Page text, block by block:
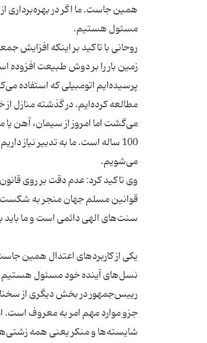
همین جاست. ما اگر در بهره‌برداری
روحانی با تاکید بر اینکه
زمین بار را بر دوش طبیعت افزوده
پرسیده‌ایم اتومبیلی که استفاده
مطالعه کرده‌ایم. در گذشته منازل
100 ساله است. ما به تدبیر نیاز
وی تاکید کرد: عدم دقت بر روی
قوانین مسلم جهان منجر به شکست
یکی از کاربردهای اعتدال همین
رییس‌جمهور در بخش دیگری از سخنان
جزو موارد مهم امر به معروف
شایسته‌ها و منکر یعنی همه